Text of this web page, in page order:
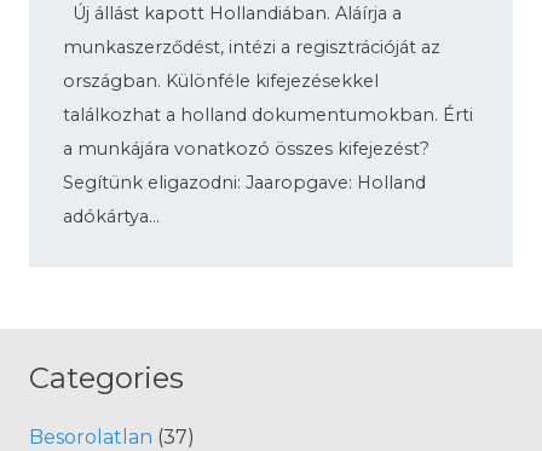
Új állást kapott Hollandiában. Aláírja a
munkaszerződést, intézi a regisztrációját az
országban. Különféle kifejezésekkel
találkozhat a holland dokumentumokban. Érti
a munkájára vonatkozó összes kifejezést?
Segítünk eligazodni: Jaaropgave: Holland
adókártya…
Categories
Besorolatlan (37)